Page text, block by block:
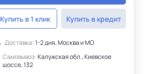
Купить в 1 клик Купить в кредит
Доставка:1-2 дня, Москва и МО
Самовывоз:Калужская обл., Киевское
шоссе, 132